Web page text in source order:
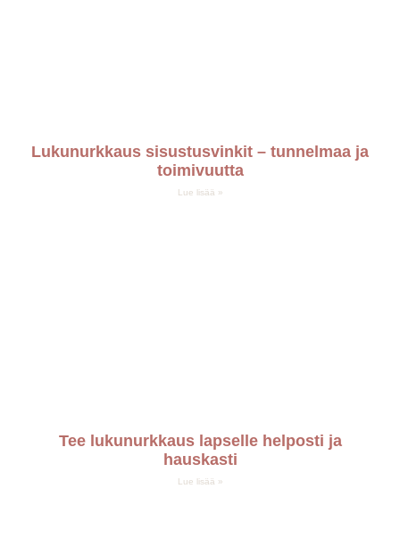
Lukunurkkaus sisustusvinkit – tunnelmaa ja
toimivuutta
Lue lisää »
Tee lukunurkkaus lapselle helposti ja
hauskasti
Lue lisää »